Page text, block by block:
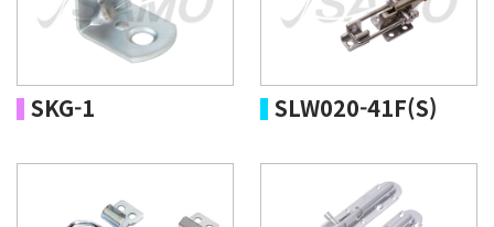
SKG-1 SLW020-41F(S)